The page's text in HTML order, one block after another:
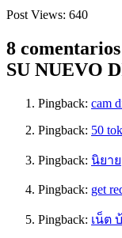
Post Views: 640
8
SU NUEVO
Pingback: cam
Pingback: 50
Pingback: นิยาย
Pingback: get
Pingback: เน็ต